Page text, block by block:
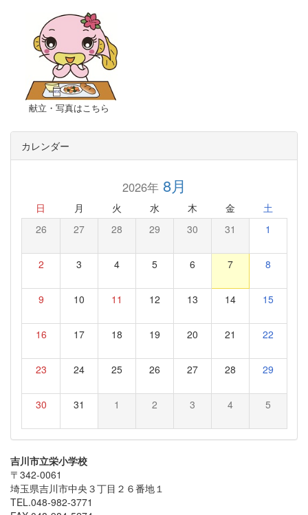
献立・写真はこちら
カレンダー
2026年8月
日 月 火 水 木 金 土
26 27 28 29 30 31 1
2 3 4 5 6 7 8
9 10 11 12 13 14 15
16 17 18 19 20 21 22
23 24 25 26 27 28 29
30 31 1 2 3 4 5
吉川市立栄小学校
〒342-0061
埼玉県吉川市中央３丁目２６番地１
TEL.048-982-3771